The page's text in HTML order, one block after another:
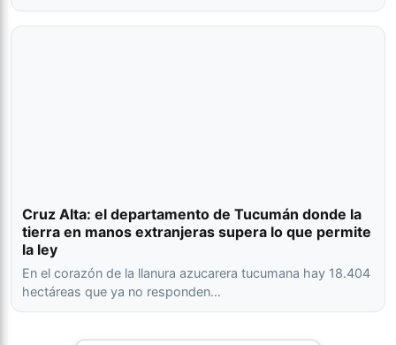
Cruz Alta: el departamento de Tucumán donde la
tierra en manos extranjeras supera lo que permite
la ley
En el corazón de la llanura azucarera tucumana hay 18.404
hectáreas que ya no responden…